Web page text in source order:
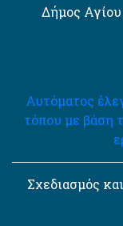
Δήμος
Αυτόματος
τόπου με βάση
Σχεδιασμός